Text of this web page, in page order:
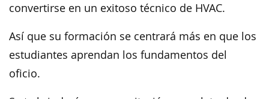
convertirse en un exitoso técnico de HVAC.
Así que su formación se centrará más en que los
estudiantes aprendan los fundamentos del
oficio.